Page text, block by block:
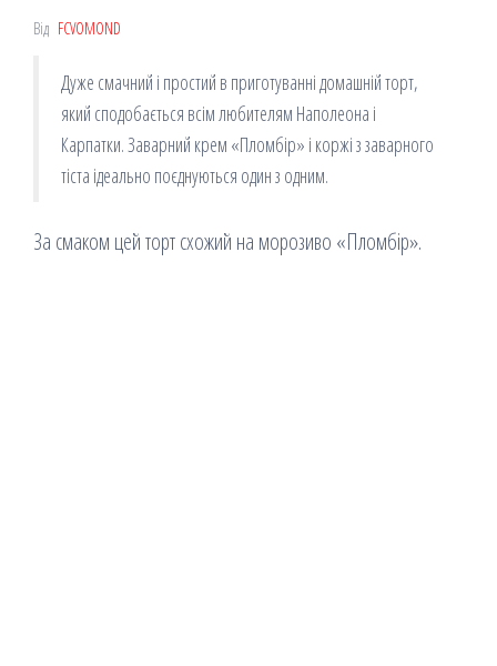
Від FCVOMOND
Дуже смачний і простий в приготуванні домашній торт,
який сподобається всім любителям Наполеона і
Карпатки. Заварний крем «Пломбір» і коржі з заварного
тіста ідеально поєднуються один з одним.
За смаком цей торт схожий на морозиво «Пломбір».